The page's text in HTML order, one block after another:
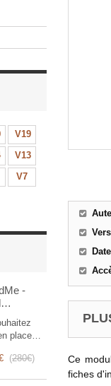
V19
V13
V7
-
place
?
(280€)
Ce
fiches